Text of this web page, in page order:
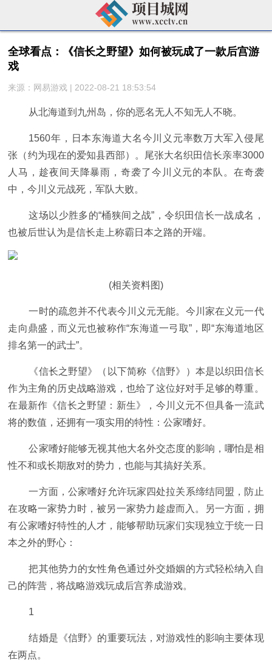
全球看点：《信长之野望》如何被玩成了一款后宫游
戏
来源：网易游戏 | 2022-08-21 18:53:54
从北海道到九州岛，你的恶名无人不知无人不晓。
1560年，日本东海道大名今川义元率数万大军入侵尾
张（约为现在的爱知县西部）。尾张大名织田信长亲率3000
人马，趁夜间天降暴雨，奇袭了今川义元的本队。在奇袭
中，今川义元战死，军队大败。
这场以少胜多的“桶狭间之战”，令织田信长一战成名，
也被后世认为是信长走上称霸日本之路的开端。
(相关资料图)
一时的疏忽并不代表今川义元无能。今川家在义元一代
走向鼎盛，而义元也被称作“东海道一弓取”，即“东海道地区
排名第一的武士”。
《信长之野望》（以下简称《信野》）本是以织田信长
作为主角的历史战略游戏，也给了这位好对手足够的尊重。
在最新作《信长之野望：新生》，今川义元不但具备一流武
将的数值，还拥有一项实用的特性：公家嗜好。
公家嗜好能够无视其他大名外交态度的影响，哪怕是相
性不和或长期敌对的势力，也能与其搞好关系。
一方面，公家嗜好允许玩家四处拉关系缔结同盟，防止
在攻略一家势力时，被另一家势力趁虚而入。另一方面，拥
有公家嗜好特性的人才，能够帮助玩家们实现独立于统一日
本之外的野心：
把其他势力的女性角色通过外交婚姻的方式轻松纳入自
己的阵营，将战略游戏玩成后宫养成游戏。
1
结婚是《信野》的重要玩法，对游戏性的影响主要体现
在两点。